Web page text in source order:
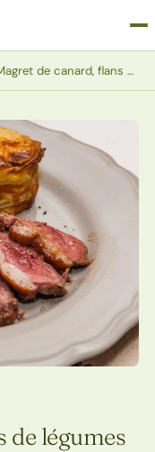
Magret de canard, flans de légumes oubliés et cèpes
de légumes